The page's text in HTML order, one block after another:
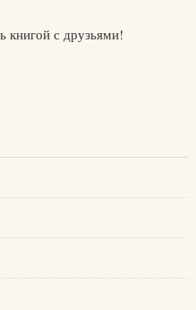
книгой с друзьями!